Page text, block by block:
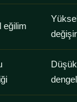
eğilim
değişir